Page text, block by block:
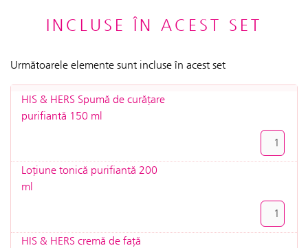
INCLUSE ÎN ACEST SET
Următoarele elemente sunt incluse în acest set
HIS & HERS Spumă de curățare
purifiantă 150 ml
Loțiune tonică purifiantă 200
ml
HIS & HERS cremă de față